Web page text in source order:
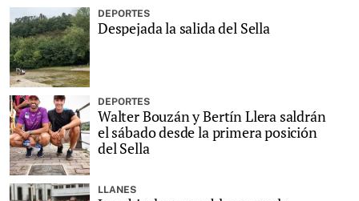
DEPORTES
Despejada la salida del Sella
DEPORTES
Walter Bouzán y Bertín Llera saldrán
el sábado desde la primera posición
del Sella
LLANES